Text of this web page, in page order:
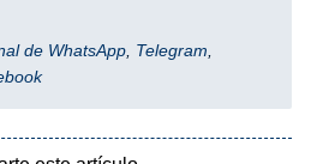
de WhatsApp, Telegram,